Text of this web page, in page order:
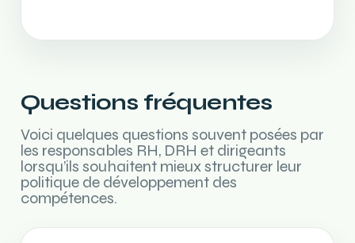
Questions fréquentes
Voici quelques questions souvent posées par
les responsables RH, DRH et dirigeants
lorsqu’ils souhaitent mieux structurer leur
politique de développement des
compétences.